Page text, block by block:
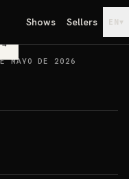
Shows Sellers EN ▾
MAYO DE 2026